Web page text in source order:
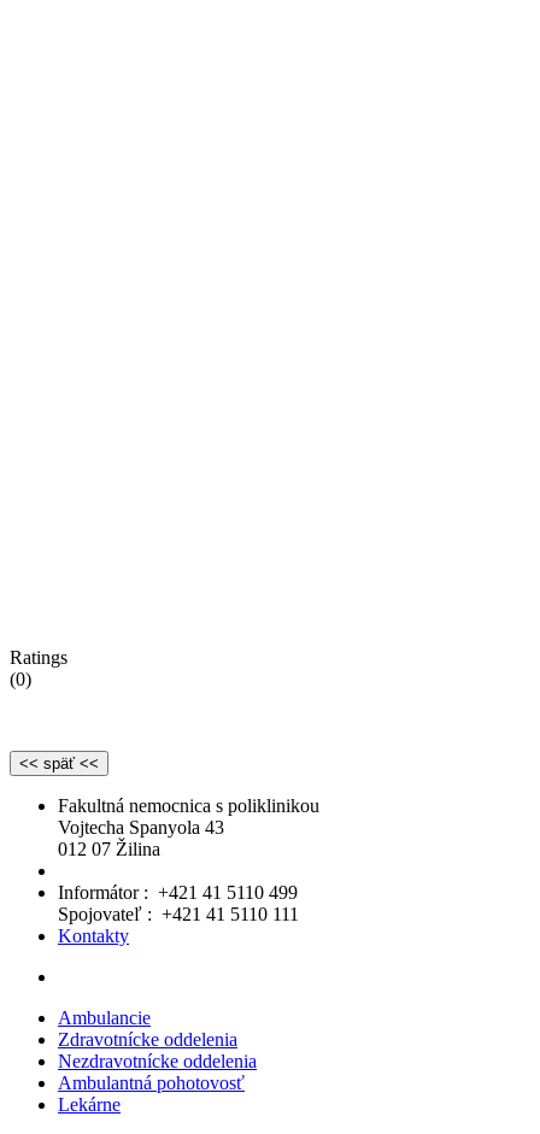
Ratings
(0)
Fakultná nemocnica s poliklinikou
Vojtecha Spanyola 43
012 07 Žilina
Informátor : +421 41 5110 499
Spojovateľ : +421 41 5110 111
Kontakty
Ambulancie
Zdravotnícke oddelenia
Nezdravotnícke oddelenia
Ambulantná pohotovosť
Lekárne